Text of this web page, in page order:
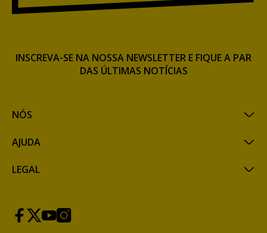
NÓS
AJUDA
LEGAL
INSCREVA-SE NA NOSSA NEWSLETTER E FIQUE A PAR
DAS ÚLTIMAS NOTÍCIAS